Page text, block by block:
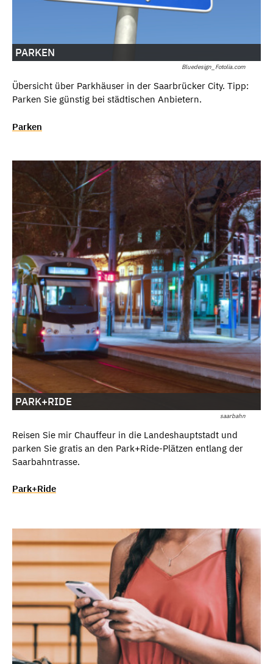
Bluedesign_Fotolia.com
PARKEN
Übersicht über Parkhäuser in der Saarbrücker City. Tipp:
Parken Sie günstig bei städtischen Anbietern.
Parken
saarbahn
PARK+RIDE
Reisen Sie mir Chauffeur in die Landeshauptstadt und
parken Sie gratis an den Park+Ride-Plätzen entlang der
Saarbahntrasse.
Park+Ride